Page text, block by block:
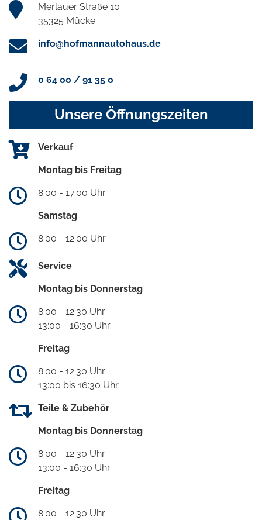
Merlauer Straße 10
35325 Mücke
info@hofmannautohaus.de
0 64 00 / 91 35 0
Unsere Öffnungszeiten
Verkauf
Montag bis Freitag
8.00 - 17.00 Uhr
Samstag
8.00 - 12.00 Uhr
Service
Montag bis Donnerstag
8.00 - 12.30 Uhr
13:00 - 16:30 Uhr
Freitag
8.00 - 12.30 Uhr
13:00 bis 16:30 Uhr
Teile & Zubehör
Montag bis Donnerstag
8.00 - 12.30 Uhr
13:00 - 16:30 Uhr
Freitag
8.00 - 12.30 Uhr